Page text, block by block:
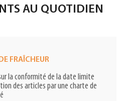
AU QUOTIDIEN
FRAÎCHEUR
la conformité de la date limite
des articles par une charte de